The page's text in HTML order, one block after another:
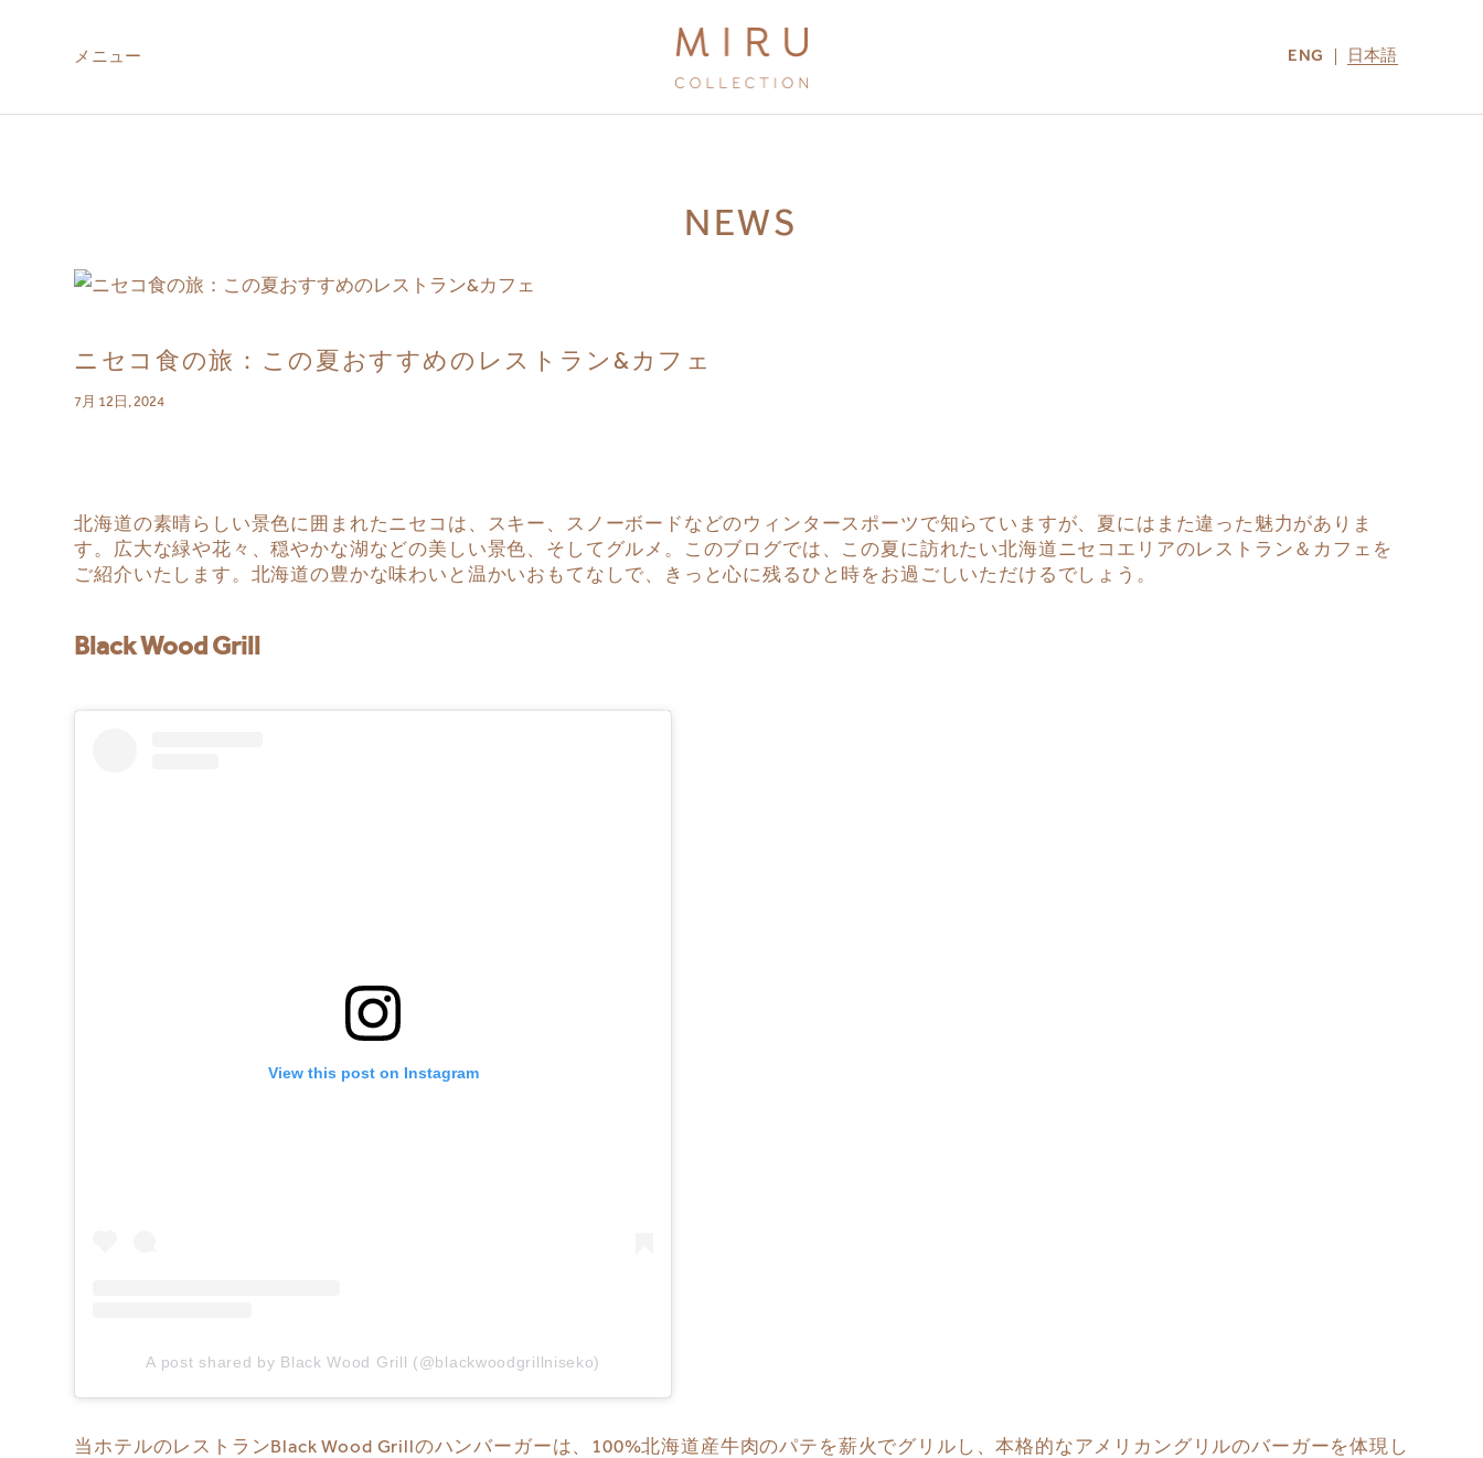
メニュー ENG 日本語
NEWS
ニセコ食の旅：この夏おすすめのレストラン&カフェ
7月 12日, 2024
北海道の素晴らしい景色に囲まれたニセコは、スキー、スノーボードなどのウィンタースポーツで知らていますが、夏にはまた違った魅力がありま
す。広大な緑や花々、穏やかな湖などの美しい景色、そしてグルメ。このブログでは、この夏に訪れたい北海道ニセコエリアのレストラン＆カフェを
ご紹介いたします。北海道の豊かな味わいと温かいおもてなしで、きっと心に残るひと時をお過ごしいただけるでしょう。
Black Wood Grill
View this post on Instagram
A post shared by Black Wood Grill (@blackwoodgrillniseko)
当ホテルのレストランBlack Wood Grillのハンバーガーは、100%北海道産牛肉のパテを薪火でグリルし、本格的なアメリカングリルのバーガーを体現し